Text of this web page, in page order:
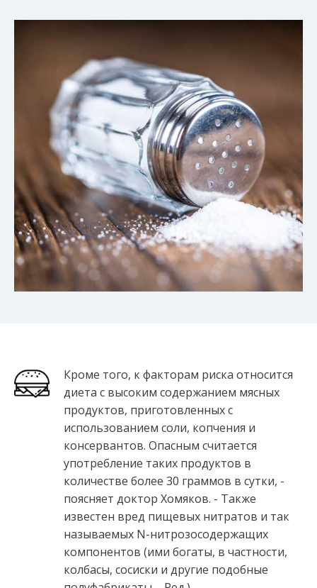
Кроме того, к факторам риска относится
диета с высоким содержанием мясных
продуктов, приготовленных с
использованием соли, копчения и
консервантов. Опасным считается
употребление таких продуктов в
количестве более 30 граммов в сутки, -
поясняет доктор Хомяков. - Также
известен вред пищевых нитратов и так
называемых N-нитрозосодержащих
компонентов (ими богаты, в частности,
колбасы, сосиски и другие подобные